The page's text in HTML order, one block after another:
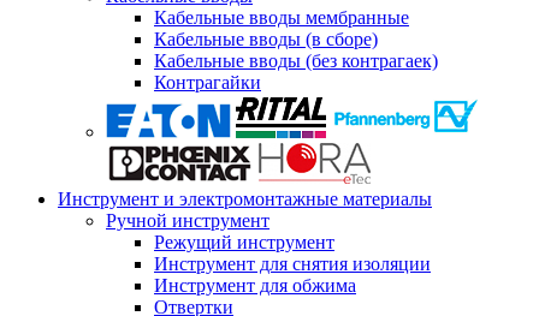
Кабельные вводы мембранные
Кабельные вводы (в сборе)
Кабельные вводы (без контрагаек)
Контрагайки
Инструмент и электромонтажные материалы
Ручной инструмент
Режущий инструмент
Инструмент для снятия изоляции
Инструмент для обжима
Отвертки